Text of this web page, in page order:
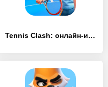
Tennis Clash: онлайн-игра - [Взлом/МОД Много денег]